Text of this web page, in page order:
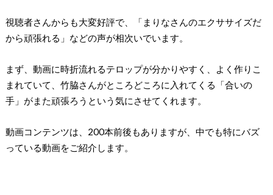
視聴者さんからも大変好評で、「まりなさんのエクササイズだ
から頑張れる」などの声が相次いでいます。
まず、動画に時折流れるテロップが分かりやすく、よく作りこ
まれていて、竹脇さんがところどころに入れてくる「合いの
手」がまた頑張ろうという気にさせてくれます。
動画コンテンツは、200本前後もありますが、中でも特にバズ
っている動画をご紹介します。